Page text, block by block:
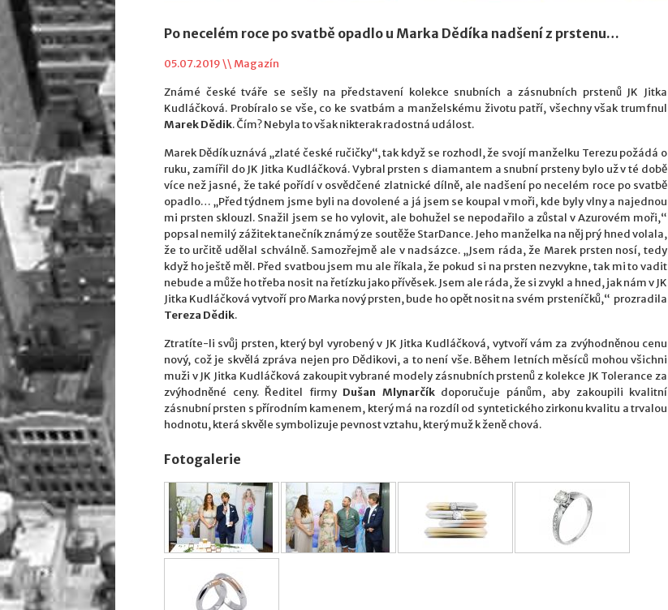
Po necelém roce po svatbě opadlo u Marka Dědíka nadšení z prstenu…
05.07.2019 \\ Magazín
Známé české tváře se sešly na představení kolekce snubních a zásnubních prstenů JK Jitka
Kudláčková. Probíralo se vše, co ke svatbám a manželskému životu patří, všechny však trumfnul
Marek Dědik. Čím? Nebyla to však nikterak radostná událost.
Marek Dědík uznává „zlaté české ručičky“, tak když se rozhodl, že svojí manželku Terezu požádá o
ruku, zamířil do JK Jitka Kudláčková. Vybral prsten s diamantem a snubní prsteny bylo už v té době
více než jasné, že také pořídí v osvědčené zlatnické dílně, ale nadšení po necelém roce po svatbě
opadlo… „Před týdnem jsme byli na dovolené a já jsem se koupal v moři, kde byly vlny a najednou
mi prsten sklouzl. Snažil jsem se ho vylovit, ale bohužel se nepodařilo a zůstal v Azurovém moři,“
popsal nemilý zážitek tanečník známý ze soutěže StarDance. Jeho manželka na něj prý hned volala,
že to určitě udělal schválně. Samozřejmě ale v nadsázce. „Jsem ráda, že Marek prsten nosí, tedy
když ho ještě měl. Před svatbou jsem mu ale říkala, že pokud si na prsten nezvykne, tak mi to vadit
nebude a může ho třeba nosit na řetízku jako přívěsek. Jsem ale ráda, že si zvykl a hned, jak nám v JK
Jitka Kudláčková vytvoří pro Marka nový prsten, bude ho opět nosit na svém prsteníčků,“ prozradila
Tereza Dědik.
Ztratíte-li svůj prsten, který byl vyrobený v JK Jitka Kudláčková, vytvoří vám za zvýhodněnou cenu
nový, což je skvělá zpráva nejen pro Dědikovi, a to není vše. Během letních měsíců mohou všichni
muži v JK Jitka Kudláčková zakoupit vybrané modely zásnubních prstenů z kolekce JK Tolerance za
zvýhodněné ceny. Ředitel firmy Dušan Mlynarčíkdoporučuje pánům, aby zakoupili kvalitní
zásnubní prsten s přírodním kamenem, který má na rozdíl od syntetického zirkonu kvalitu a trvalou
hodnotu, která skvěle symbolizuje pevnost vztahu, který muž k ženě chová.
Fotogalerie